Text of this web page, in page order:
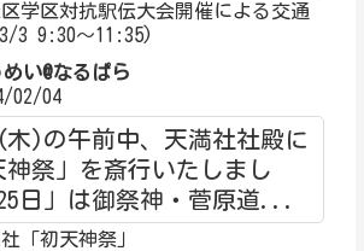
学区対抗駅伝大会開催による交通
3 9:30～11:35)
い@なるぱら
02/04
木)の午前中、天満社社殿に
神祭」を斎行いたしまし
日」は御祭神・菅原道...
「初天神祭」